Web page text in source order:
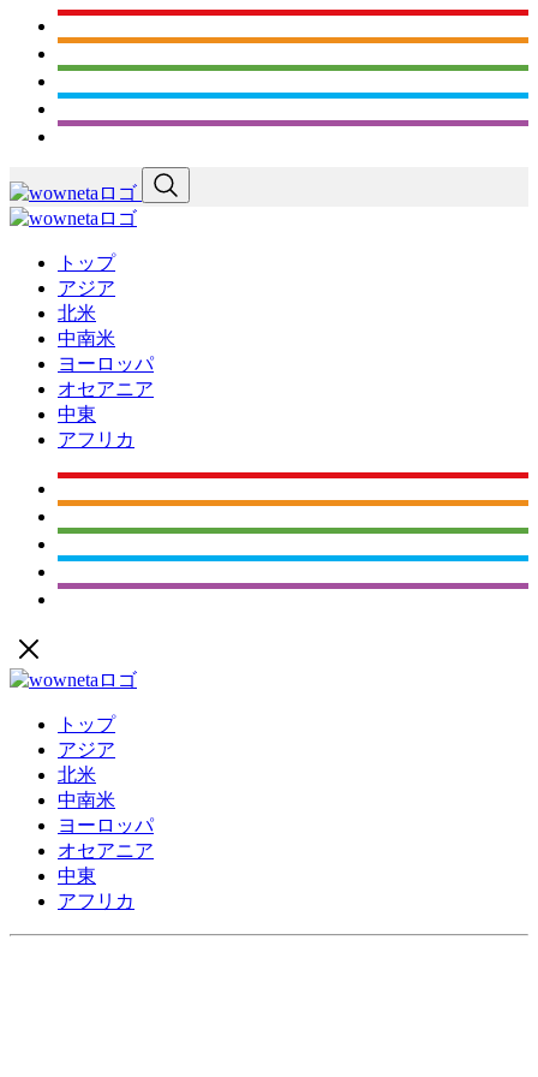
トップ
アジア
北米
中南米
ヨーロッパ
オセアニア
中東
アフリカ
トップ
アジア
北米
中南米
ヨーロッパ
オセアニア
中東
アフリカ